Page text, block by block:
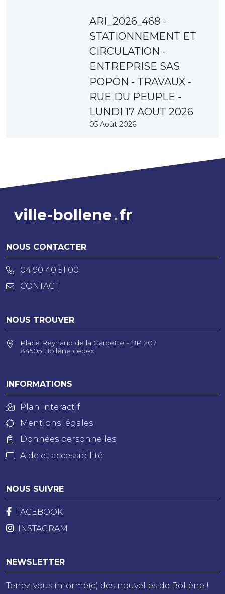
ARI_2026_468 -
STATIONNEMENT ET
CIRCULATION -
ENTREPRISE SAS
POPON - TRAVAUX -
RUE DU PEUPLE -
LUNDI 17 AOUT 2026
05 Août 2026
ville-bollene fr
NOUS CONTACTER
04 90 40 51 00
CONTACT
NOUS TROUVER
Place Reynaud de la Gardette - BP 207
84505 Bollène cedex
INFORMATIONS
Plan Interactif
Mentions légales
Données personnelles
Aide et accessibilité
NOUS SUIVRE
FACEBOOK
INSTAGRAM
NEWSLETTER
Tenez-vous informé(e) des nouvelles de Bollène !